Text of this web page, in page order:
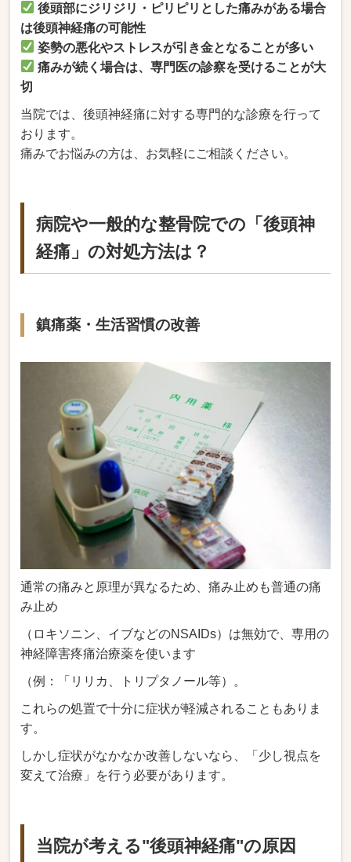
後頭部にジリジリ・ピリピリとした痛みがある場合
は後頭神経痛の可能性
姿勢の悪化やストレスが引き金となることが多い
痛みが続く場合は、専門医の診察を受けることが大
切
当院では、後頭神経痛に対する専門的な診療を行って
おります。
痛みでお悩みの方は、お気軽にご相談ください。
病院や一般的な整骨院での「後頭神
経痛」の対処方法は？
鎮痛薬・生活習慣の改善
通常の痛みと原理が異なるため、痛み止めも普通の痛
み止め
（ロキソニン、イブなどのNSAIDs）は無効で、専用の
神経障害疼痛治療薬を使います
（例：「リリカ、トリプタノール等）。
これらの処置で十分に症状が軽減されることもありま
す。
しかし症状がなかなか改善しないなら、「少し視点を
変えて治療」を行う必要があります。
当院が考える"後頭神経痛"の原因